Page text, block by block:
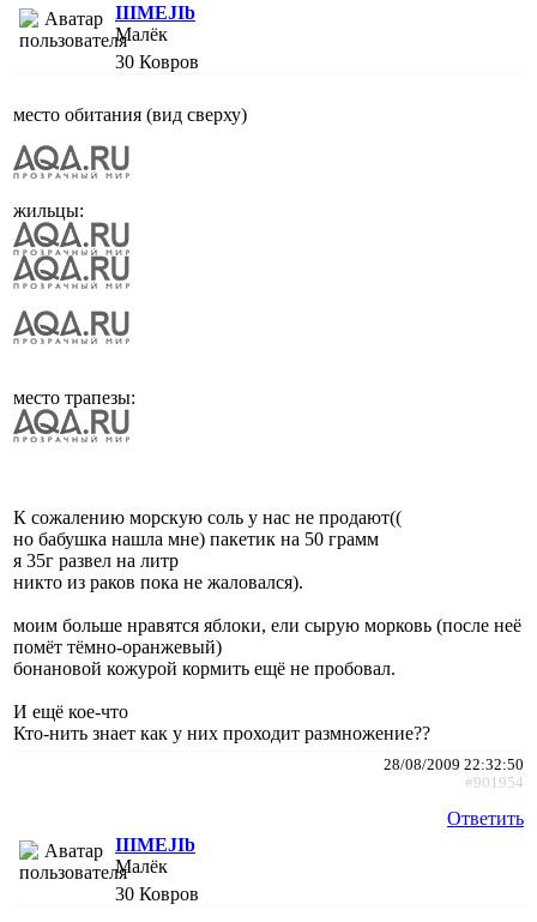
IIIMEJIb
Малёк
30 Ковров
место обитания (вид сверху)
жильцы:
место трапезы:
К сожалению морскую соль у нас не продают((
но бабушка нашла мне) пакетик на 50 грамм
я 35г развел на литр
никто из раков пока не жаловался).
моим больше нравятся яблоки, ели сырую морковь (после неё
помёт тёмно-оранжевый)
бонановой кожурой кормить ещё не пробовал.
И ещё кое-что
Кто-нить знает как у них проходит размножение??
28/08/2009 22:32:50
#901954
Ответить
IIIMEJIb
Малёк
30 Ковров